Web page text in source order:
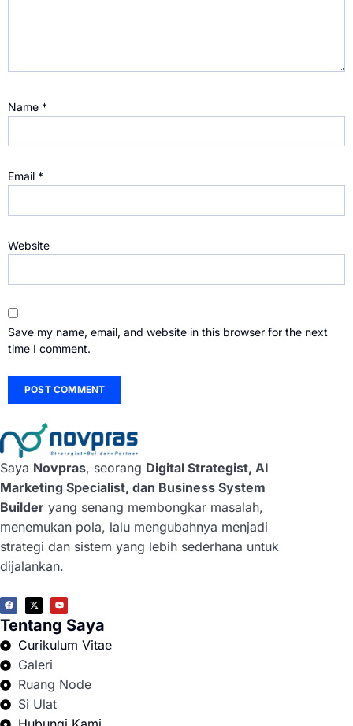
Name *
Email *
Website
Save my name, email, and website in this browser for the next
time I comment.
Saya Novpras, seorang Digital Strategist, AI
Marketing Specialist, dan Business System
Builder yang senang membongkar masalah,
menemukan pola, lalu mengubahnya menjadi
strategi dan sistem yang lebih sederhana untuk
dijalankan.
Tentang Saya
Curikulum Vitae
Galeri
Ruang Node
Si Ulat